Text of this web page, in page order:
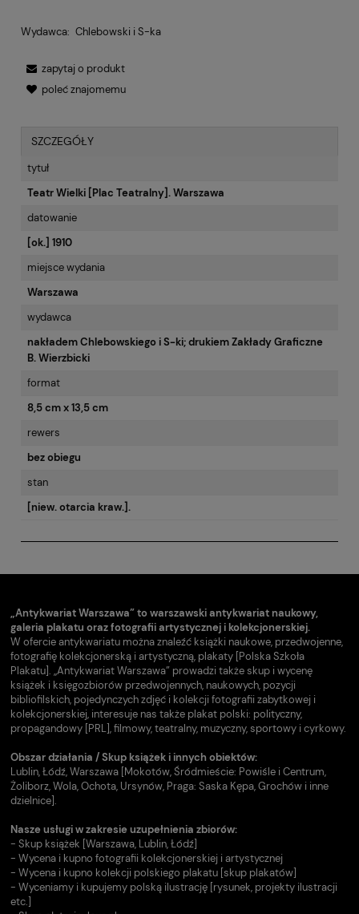
Wydawca: Chlebowski i S-ka
zapytaj o produkt
poleć znajomemu
SZCZEGÓŁY
tytuł
Teatr Wielki [Plac Teatralny]. Warszawa
datowanie
[ok.] 1910
miejsce wydania
Warszawa
wydawca
nakładem Chlebowskiego i S-ki; drukiem Zakłady Graficzne
B. Wierzbicki
format
8,5 cm x 13,5 cm
rewers
bez obiegu
stan
[niew. otarcia kraw.].
„Antykwariat Warszawa” to warszawski antykwariat naukowy,
galeria plakatu oraz fotografii artystycznej i kolekcjonerskiej.
W ofercie antykwariatu można znaleźć książki naukowe, przedwojenne,
fotografię kolekcjonerską i artystyczną, plakaty [Polska Szkoła
Plakatu]. „Antykwariat Warszawa” prowadzi także skup i wycenę
książek i księgozbiorów przedwojennych, naukowych, pozycji
bibliofilskich, pojedynczych zdjęć i kolekcji fotografii zabytkowej i
kolekcjonerskiej, interesuje nas także plakat polski: polityczny,
propagandowy [PRL], filmowy, teatralny, muzyczny, sportowy i cyrkowy.
Obszar działania / Skup książek i innych obiektów:
Lublin, Łódź, Warszawa [Mokotów, Śródmieście: Powiśle i Centrum,
Żoliborz, Wola, Ochota, Ursynów, Praga: Saska Kępa, Grochów i inne
dzielnice].
Nasze usługi w zakresie uzupełnienia zbiorów:
- Skup książek [Warszawa, Lublin, Łódź]
- Wycena i kupno fotografii kolekcjonerskiej i artystycznej
- Wycena i kupno kolekcji polskiego plakatu [skup plakatów]
- Wyceniamy i kupujemy polską ilustrację [rysunek, projekty ilustracji
etc.]